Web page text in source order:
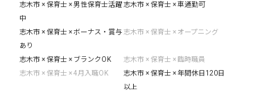
志木市 × 保育士 × 男性保育士活躍
中
志木市 × 保育士 × 車通勤可
志木市 × 保育士 × ボーナス・賞与
あり
志木市 × 保育士 × オープニング
志木市 × 保育士 × ブランクOK
志木市 × 保育士 × 臨時職員
志木市 × 保育士 × 4月入職OK
志木市 × 保育士 × 年間休日120日
以上